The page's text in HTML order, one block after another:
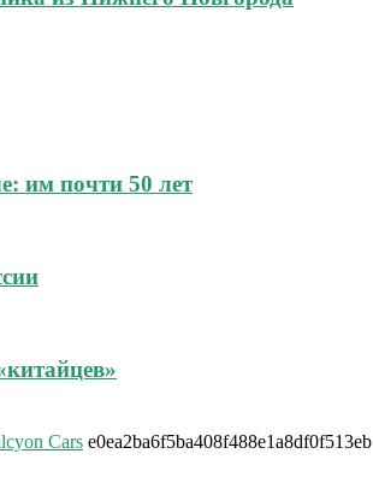
им почти 50 лет
Cars e0ea2ba6f5ba408f488e1a8df0f513eb